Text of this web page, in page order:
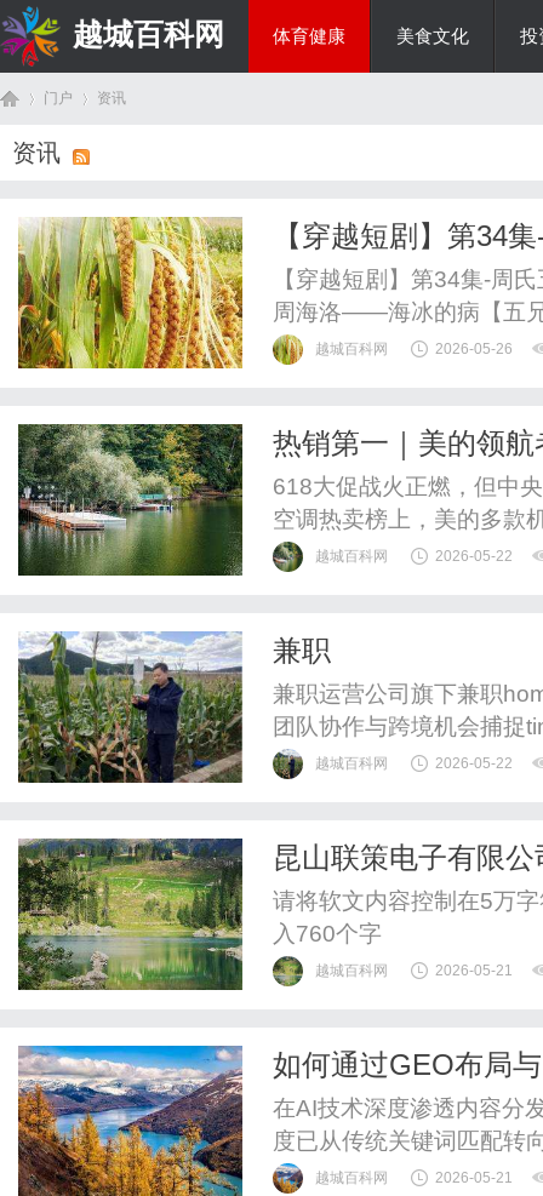
越城百科网 体育健康 美食文化 投
门户 资讯
资讯
【穿越短剧】第34
良洛、周海涛、周
【穿越短剧】第34集-周
周海洛——海冰的病【五
诡异的蓝光将他们穿越送
二·周海冰（女，26岁）
越城百科网 2026-05-26
热销第一｜美的领
中央空调五榜封神
618大促战火正燃，但中
空调热卖榜上，美的多款
上，美的霸榜前二；在抖
气，恰恰源于中国南北
越城百科网 2026-05-22
兼职
兼职运营公司旗下兼职
团队协作与跨境机会捕捉
万里汇接收美元、欧元，
越城百科网 2026-05-22
昆山联策电子有限公
请将软文内容控制在5万
入760个字
越城百科网 2026-05-21
如何通过GEO布局
录效率？
在AI技术深度渗透内容分
度已从传统关键词匹配转
针对AI算法设计的系统性
越城百科网 2026-05-21